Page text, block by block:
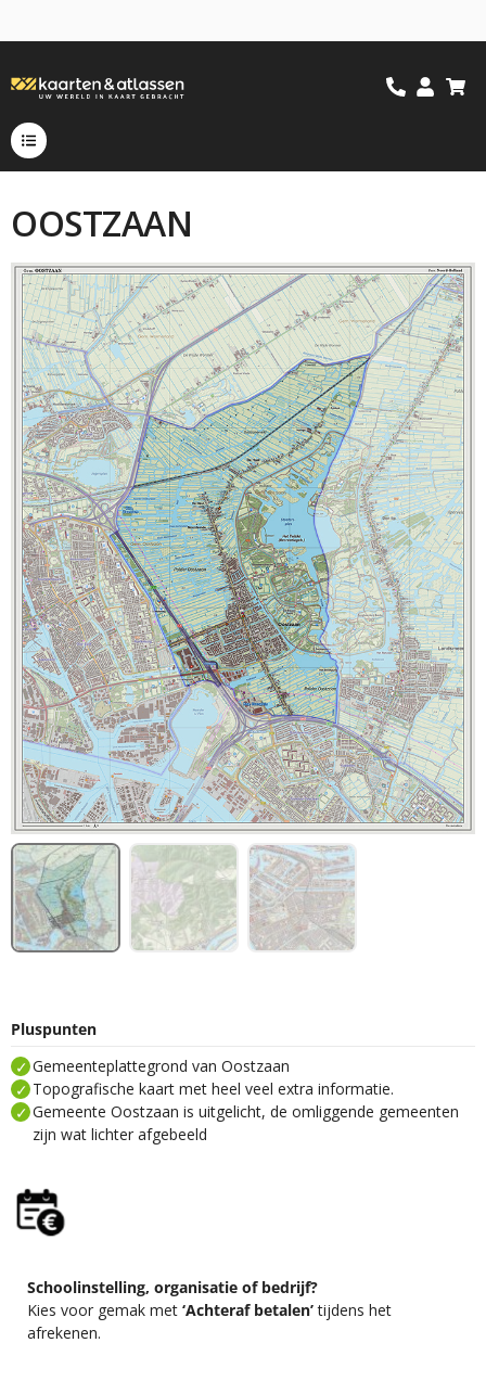
OOSTZAAN
Pluspunten
Gemeenteplattegrond van Oostzaan
Topografische kaart met heel veel extra informatie.
Gemeente Oostzaan is uitgelicht, de omliggende gemeenten
zijn wat lichter afgebeeld
Schoolinstelling, organisatie of bedrijf?
Kies voor gemak met ‘Achteraf betalen’tijdens het
afrekenen.